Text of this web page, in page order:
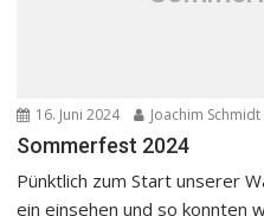
16. Juni 2024 Joachim Schmidt
Sommerfest 2024
Pünktlich zum Start unserer
ein einsehen und so konnten